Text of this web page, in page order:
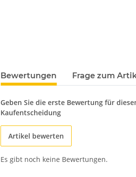
weitere Registerkarten anzeigen
Bewertungen Frage zum
Geben Sie die erste Bewertung für
Kaufentscheidung
Artikel bewerten
Es gibt noch keine Bewertungen.